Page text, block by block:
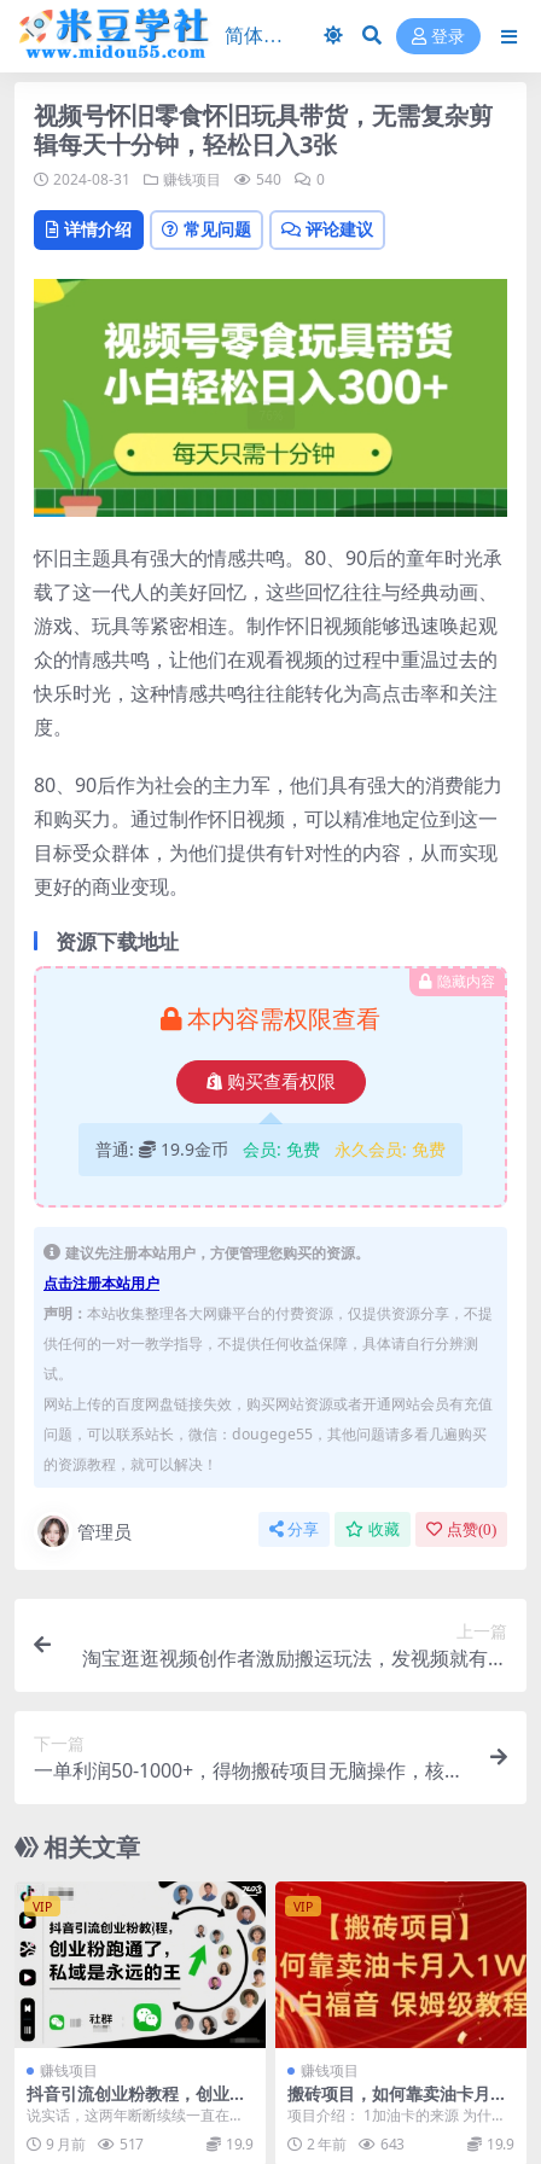
登录
视频号怀旧零食怀旧玩具带货，无需复杂剪
辑每天十分钟，轻松日入3张
2024-08-31 赚钱项目 540 0
详情介绍 常见问题 评论建议
怀旧主题具有强大的情感共鸣。80、90后的童年时光承
载了这一代人的美好回忆，这些回忆往往与经典动画、
游戏、玩具等紧密相连。制作怀旧视频能够迅速唤起观
众的情感共鸣，让他们在观看视频的过程中重温过去的
快乐时光，这种情感共鸣往往能转化为高点击率和关注
度。
80、90后作为社会的主力军，他们具有强大的消费能力
和购买力。通过制作怀旧视频，可以精准地定位到这一
目标受众群体，为他们提供有针对性的内容，从而实现
更好的商业变现。
资源下载地址
隐藏内容
本内容需权限查看
购买查看权限
普通: 19.9金币 会员: 免费 永久会员: 免费
建议先注册本站用户，方便管理您购买的资源。
点击注册本站用户
声明： 本站收集整理各大网赚平台的付费资源，仅提供资源分享，不提
供任何的一对一教学指导，不提供任何收益保障，具体请自行分辨测
试。
网站上传的百度网盘链接失效，购买网站资源或者开通网站会员有充值
问题，可以联系站长，微信：dougege55，其他问题请多看几遍购买
的资源教程，就可以解决！
管理员 分享 收藏 点赞(0)
上一篇
淘宝逛逛视频创作者激励搬运玩法，发视频就有收
下一篇
一单利润50-1000+，得物搬砖项目无脑操作，核心
相关文章
VIP
赚钱项目
抖音引流创业粉教程，创业粉
终于跑通了，私域是永远的王
说实话，这两年断断续续一直在研
究创业粉的玩法，直到今天，我的
微信也才一万个创业粉...
9 月前 517 19.9
VIP
赚钱项目
搬砖项目，如何靠卖油卡月入
1w+小白福音有手就行保姆级
教程
项目介绍： 1加油卡的来源 为什么
会有这么多优惠的加油卡？一般是
一些加油站希望通...
2 年前 643 19.9